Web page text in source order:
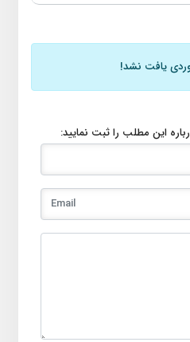
یافت نشد!
این مطلب را ثبت نمایید: